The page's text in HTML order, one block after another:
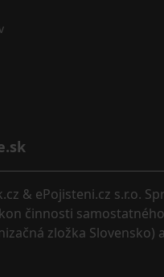
& ePojisteni.cz s.r.o.
činnosti
zložka